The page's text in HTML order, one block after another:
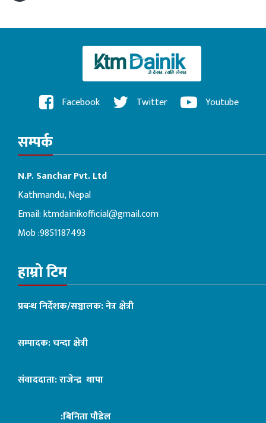
Facebook Twitter Youtube
सम्पर्क
N.P. Sanchar Pvt. Ltd
Kathmandu, Nepal
Email:ktmdainikofficial@gmail.com
Mob :9851187493
हाम्रो टिम
प्रबन्ध निर्देशक/सञ्चालक: नेत्र क्षेत्री
सम्पादक: चन्दा क्षेत्री
संवाददाता: राजेन्द्र थापा
:बिनिता पौडेल